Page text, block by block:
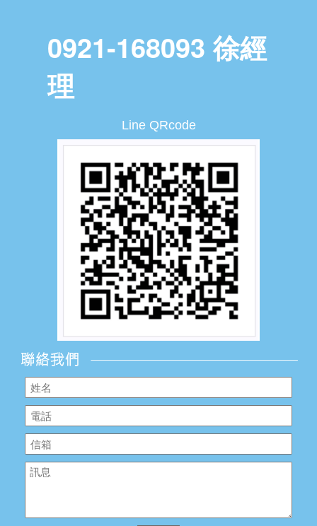
0921-168093 徐經
理
Line QRcode